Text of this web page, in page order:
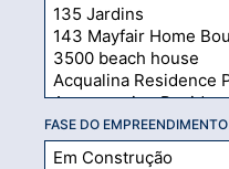
FASE DO EMPREENDIMENTO